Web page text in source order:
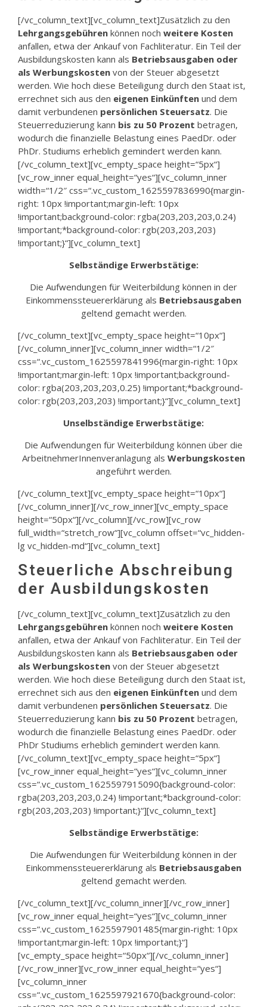
[/vc_column_text][vc_column_text]Zusätzlich zu den
Lehrgangsgebühren können noch weitere Kosten
anfallen, etwa der Ankauf von Fachliteratur. Ein Teil der
Ausbildungskosten kann als Betriebsausgaben oder
als Werbungskosten von der Steuer abgesetzt
werden. Wie hoch diese Beteiligung durch den Staat ist,
errechnet sich aus den eigenen Einkünften und dem
damit verbundenen persönlichen Steuersatz. Die
Steuerreduzierung kann bis zu 50 Prozent betragen,
wodurch die finanzielle Belastung eines PaedDr. oder
PhDr. Studiums erheblich gemindert werden kann.
[/vc_column_text][vc_empty_space height=“5px“]
[vc_row_inner equal_height=“yes“][vc_column_inner
width=“1/2″ css=“.vc_custom_1625597836990{margin-
right: 10px !important;margin-left: 10px
!important;background-color: rgba(203,203,203,0.24)
!important;*background-color: rgb(203,203,203)
!important;}“][vc_column_text]
Selbständige Erwerbstätige:
Die Aufwendungen für Weiterbildung können in der
Einkommenssteuererklärung als Betriebsausgaben
geltend gemacht werden.
[/vc_column_text][vc_empty_space height=“10px“]
[/vc_column_inner][vc_column_inner width=“1/2″
css=“.vc_custom_1625597841996{margin-right: 10px
!important;margin-left: 10px !important;background-
color: rgba(203,203,203,0.25) !important;*background-
color: rgb(203,203,203) !important;}“][vc_column_text]
Unselbständige Erwerbstätige:
Die Aufwendungen für Weiterbildung können über die
ArbeitnehmerInnenveranlagung als Werbungskosten
angeführt werden.
[/vc_column_text][vc_empty_space height=“10px“]
[/vc_column_inner][/vc_row_inner][vc_empty_space
height=“50px“][/vc_column][/vc_row][vc_row
full_width=“stretch_row“][vc_column offset=“vc_hidden-
lg vc_hidden-md“][vc_column_text]
Steuerliche Abschreibung
der Ausbildungskosten
[/vc_column_text][vc_column_text]Zusätzlich zu den
Lehrgangsgebühren können noch weitere Kosten
anfallen, etwa der Ankauf von Fachliteratur. Ein Teil der
Ausbildungskosten kann als Betriebsausgaben oder
als Werbungskosten von der Steuer abgesetzt
werden. Wie hoch diese Beteiligung durch den Staat ist,
errechnet sich aus den eigenen Einkünften und dem
damit verbundenen persönlichen Steuersatz. Die
Steuerreduzierung kann bis zu 50 Prozent betragen,
wodurch die finanzielle Belastung eines PaedDr. oder
PhDr Studiums erheblich gemindert werden kann.
[/vc_column_text][vc_empty_space height=“5px“]
[vc_row_inner equal_height=“yes“][vc_column_inner
css=“.vc_custom_1625597915090{background-color:
rgba(203,203,203,0.24) !important;*background-color:
rgb(203,203,203) !important;}“][vc_column_text]
Selbständige Erwerbstätige:
Die Aufwendungen für Weiterbildung können in der
Einkommenssteuererklärung als Betriebsausgaben
geltend gemacht werden.
[/vc_column_text][/vc_column_inner][/vc_row_inner]
[vc_row_inner equal_height=“yes“][vc_column_inner
css=“.vc_custom_1625597901485{margin-right: 10px
!important;margin-left: 10px !important;}“]
[vc_empty_space height=“50px“][/vc_column_inner]
[/vc_row_inner][vc_row_inner equal_height=“yes“]
[vc_column_inner
css=“.vc_custom_1625597921670{background-color: